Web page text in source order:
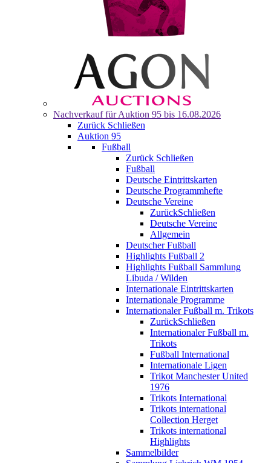
Nachverkauf für Auktion 95 bis 16.08.2026
Zurück Schließen
Auktion 95
Fußball
Zurück Schließen
Fußball
Deutsche Eintrittskarten
Deutsche Programmhefte
Deutsche Vereine
ZurückSchließen
Deutsche Vereine
Allgemein
Deutscher Fußball
Highlights Fußball 2
Highlights Fußball Sammlung
Libuda / Wilden
Internationale Eintrittskarten
Internationale Programme
Internationaler Fußball m. Trikots
ZurückSchließen
Internationaler Fußball m.
Trikots
Fußball International
Internationale Ligen
Trikot Manchester United
1976
Trikots International
Trikots international
Collection Herget
Trikots international
Highlights
Sammelbilder